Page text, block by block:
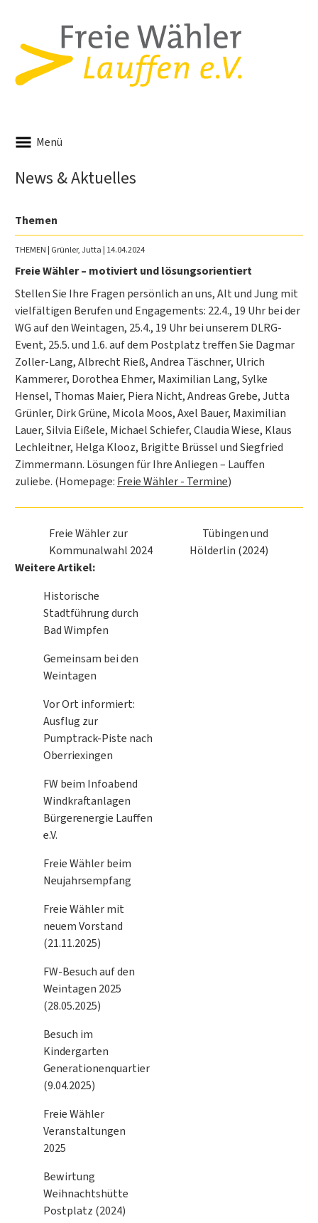
Menü
News & Aktuelles
Themen
THEMEN | Grünler, Jutta | 14.04.2024
Freie Wähler – motiviert und lösungsorientiert
Stellen Sie Ihre Fragen persönlich an uns, Alt und Jung mit
vielfältigen Berufen und Engagements: 22.4., 19 Uhr bei der
WG auf den Weintagen, 25.4., 19 Uhr bei unserem DLRG-
Event, 25.5. und 1.6. auf dem Postplatz treffen Sie Dagmar
Zoller-Lang, Albrecht Rieß, Andrea Täschner, Ulrich
Kammerer, Dorothea Ehmer, Maximilian Lang, Sylke
Hensel, Thomas Maier, Piera Nicht, Andreas Grebe, Jutta
Grünler, Dirk Grüne, Micola Moos, Axel Bauer, Maximilian
Lauer, Silvia Eißele, Michael Schiefer, Claudia Wiese, Klaus
Lechleitner, Helga Klooz, Brigitte Brüssel und Siegfried
Zimmermann. Lösungen für Ihre Anliegen – Lauffen
zuliebe. (Homepage: Freie Wähler - Termine)
Freie Wähler zur
Kommunalwahl 2024
Tübingen und
Hölderlin (2024)
Weitere Artikel:
Historische
Stadtführung durch
Bad Wimpfen
Gemeinsam bei den
Weintagen
Vor Ort informiert:
Ausflug zur
Pumptrack-Piste nach
Oberriexingen
FW beim Infoabend
Windkraftanlagen
Bürgerenergie Lauffen
e.V.
Freie Wähler beim
Neujahrsempfang
Freie Wähler mit
neuem Vorstand
(21.11.2025)
FW-Besuch auf den
Weintagen 2025
(28.05.2025)
Besuch im
Kindergarten
Generationenquartier
(9.04.2025)
Freie Wähler
Veranstaltungen
2025
Bewirtung
Weihnachtshütte
Postplatz (2024)